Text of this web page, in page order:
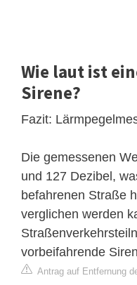
Wie laut ist
Sirene?
Fazit:
Die gemessenen
und 127 Dezibel,
befahrenen Straße
verglichen werden
vorbeifahrende
Antrag auf Entfernung